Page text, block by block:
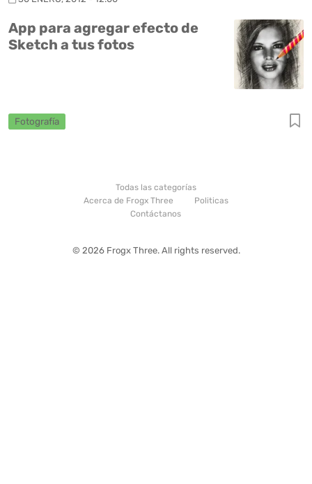
App para agregar efecto de
Sketch a tus fotos
Fotografía
Todas las categorías
Acerca de Frogx Three
Politicas
Contáctanos
© 2026 Frogx Three. All rights reserved.